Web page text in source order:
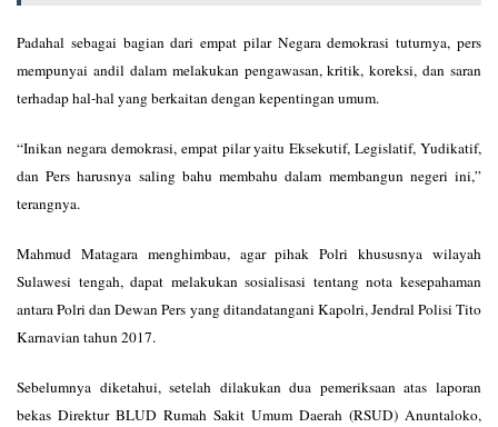
Padahal sebagai bagian dari empat pilar Negara demokrasi tuturnya, pers
mempunyai andil dalam melakukan pengawasan, kritik, koreksi, dan saran
terhadap hal-hal yang berkaitan dengan kepentingan umum.
“Inikan negara demokrasi, empat pilar yaitu Eksekutif, Legislatif, Yudikatif,
dan Pers harusnya saling bahu membahu dalam membangun negeri ini,”
terangnya.
Mahmud Matagara menghimbau, agar pihak Polri khususnya wilayah
Sulawesi tengah, dapat melakukan sosialisasi tentang nota kesepahaman
antara Polri dan Dewan Pers yang ditandatangani Kapolri, Jendral Polisi Tito
Karnavian tahun 2017.
Sebelumnya diketahui, setelah dilakukan dua pemeriksaan atas laporan
bekas Direktur BLUD Rumah Sakit Umum Daerah (RSUD) Anuntaloko,